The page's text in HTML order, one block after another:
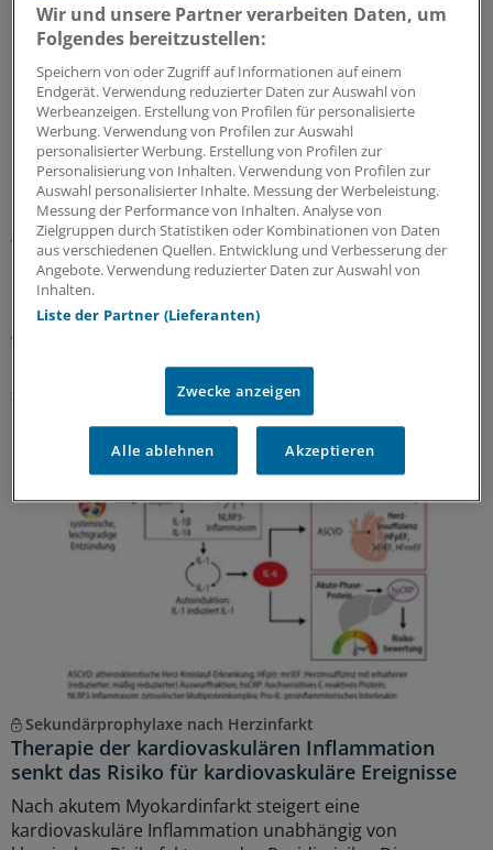
Biomarker gegen Diabetes-Folgen
Typ-2-Diabetes und Adipositas sind keine isolierten
Erkrankungen: Sie wirken sich auf zahlreiche
Organsysteme aus und verursachen viel Morbidität und
Kosten. Ganzheitliche Prävention ist möglich, wenn die
Versorgung die unterschiedlichen Organe gezielt in den
Blick nimmt und Risiken früh erkennt.
Mit freundlicher Unterstützung von:
Deutschland GmbH, Mannheim
Sekundärprophylaxe nach Herzinfarkt
Therapie der kardiovaskulären Inflammation
senkt das Risiko für kardiovaskuläre Ereignisse
Nach akutem Myokardinfarkt steigert eine
kardiovaskuläre Inflammation unabhängig von
Wir und unsere Partner verarbeiten Daten, um
Folgendes bereitzustellen:
Speichern von oder Zugriff auf Informationen auf einem
Endgerät. Verwendung reduzierter Daten zur Auswahl von
Werbeanzeigen. Erstellung von Profilen für personalisierte
Werbung. Verwendung von Profilen zur Auswahl
personalisierter Werbung. Erstellung von Profilen zur
Personalisierung von Inhalten. Verwendung von Profilen zur
Auswahl personalisierter Inhalte. Messung der Werbeleistung.
Messung der Performance von Inhalten. Analyse von
Zielgruppen durch Statistiken oder Kombinationen von Daten
aus verschiedenen Quellen. Entwicklung und Verbesserung der
Angebote. Verwendung reduzierter Daten zur Auswahl von
Inhalten.
Liste der Partner (Lieferanten)
Zwecke anzeigen
Alle ablehnen Akzeptieren